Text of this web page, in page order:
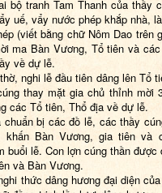
bộ tranh Tam Thanh của thầy
uế, vẩy nước phép khắp nhà,
(viết bằng chữ Nôm Dao trên
ma Bàn Vương, Tổ tiên và
về dự lễ.
nghi lễ đầu tiên dâng lên Tổ
thay mặt gia chủ thỉnh mời
các Tổ tiên, Thổ địa về dự lễ.
chuẩn bị các đồ lễ, các thầy
khấn Bàn Vương, gia tiên và
buổi lễ. Con lợn cúng thần được
và Bàn Vương.
thức dâng hương đại diện